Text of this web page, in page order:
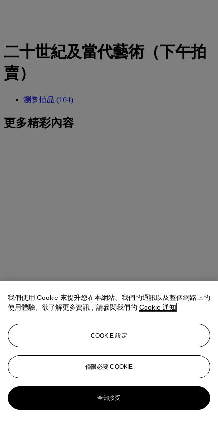
二十世紀及當代藝術（下午拍
賣）
瀏覽拍品 (164)
更多精彩內容
我們使用 Cookie 來提升您在本網站、我們的通訊以及整個網路上的
使用體驗。欲了解更多資訊，請參閱我們的 Cookie 通知
COOKIE 設定
僅限必要 COOKIE
全部接受